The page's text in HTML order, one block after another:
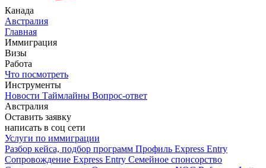
Канада
Австралия
Главная
Иммиграция
Визы
Работа
Что посмотреть
Инструменты
Новости Таймлайны Вопрос-ответ
Австралия
Оставить заявку
написать в соц сети
Услуги по иммиграции
Разбор кейса, подбор программ Профиль Express Entry
Сопровождение Express Entry Семейное спонсорство